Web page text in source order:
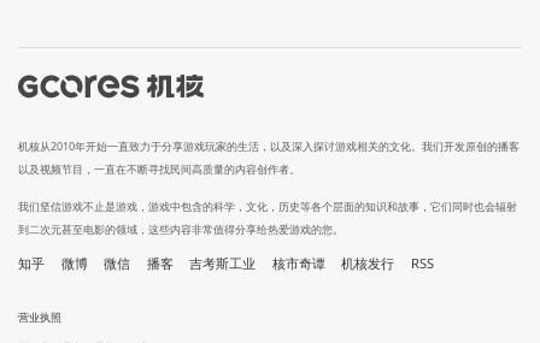
机核从2010年开始一直致力于分享游戏玩家的生活，以及深入探讨游戏相关的文化。我们开发原创的播客
以及视频节目，一直在不断寻找民间高质量的内容创作者。
我们坚信游戏不止是游戏，游戏中包含的科学，文化，历史等各个层面的知识和故事，它们同时也会辐射
到二次元甚至电影的领域，这些内容非常值得分享给热爱游戏的您。
知乎 微博 微信 播客 吉考斯工业 核市奇谭 机核发行 RSS
营业执照